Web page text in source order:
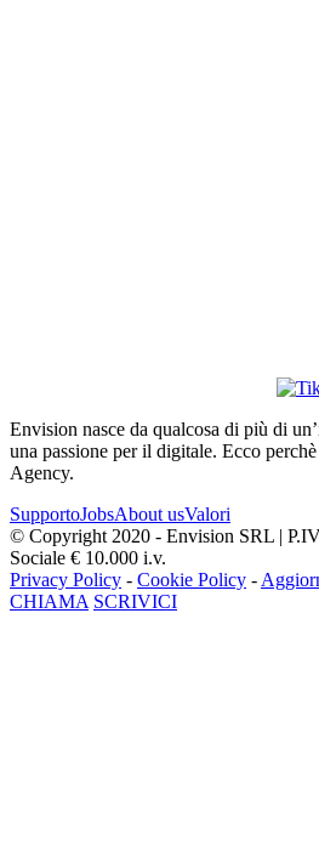
Envision nasce da qualcosa di più di
una passione per il digitale. Ecco
Agency.
SupportoJobsAbout usValori
© Copyright 2020 - Envision SRL |
Sociale € 10.000 i.v.
Privacy Policy - Cookie Policy -
CHIAMA SCRIVICI